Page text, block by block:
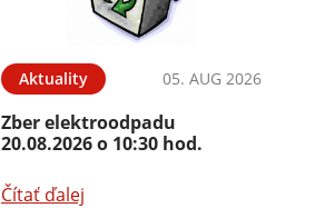
Aktuality 05. AUG 2026
Zber elektroodpadu
20.08.2026 o 10:30 hod.
Čítať ďalej